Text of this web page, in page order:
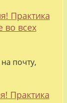
Практика
во всех
почту,
Практика